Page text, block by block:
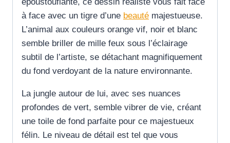
à face avec un tigre d’une beauté majestueuse.
L’animal aux couleurs orange vif, noir et blanc
semble briller de mille feux sous l’éclairage
subtil de l’artiste, se détachant magnifiquement
du fond verdoyant de la nature environnante.
La jungle autour de lui, avec ses nuances
profondes de vert, semble vibrer de vie, créant
une toile de fond parfaite pour ce majestueux
félin. Le niveau de détail est tel que vous